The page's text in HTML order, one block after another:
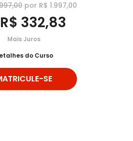
por R$ 1.997,00
R$ 332,83
Mais Juros
do Curso
SE